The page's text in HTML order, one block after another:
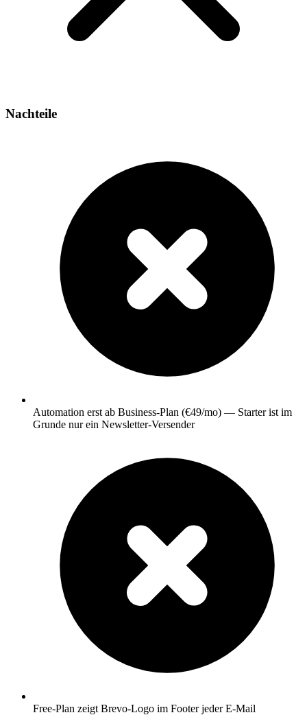
Nachteile
Automation erst ab Business-Plan (€49/mo) — Starter ist im
Grunde nur ein Newsletter-Versender
Free-Plan zeigt Brevo-Logo im Footer jeder E-Mail